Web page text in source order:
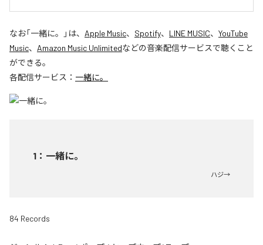
なお「一緒に。 」は、 Apple Music、 Spotify、 LINE MUSIC、 YouTube
Music、 Amazon Music Unlimitedなどの音楽配信サービスで聴くこと
ができる。
各配信サービス： 一緒に。
1 ： 一緒に。
ハジ→
84 Records